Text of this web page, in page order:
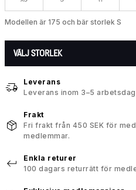
Modellen är 175 och bär storlek S
VÄLJ STORLEK
Leverans
Leverans inom 3–5
Frakt
Fri frakt från 450 SEK för
medlemmar.
Enkla returer
100 dagars returrätt för